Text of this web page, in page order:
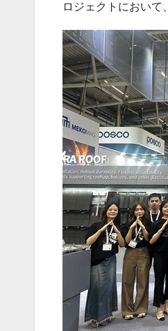
ロジェクトにおいて